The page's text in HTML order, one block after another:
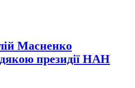
Масненко
президії НАН